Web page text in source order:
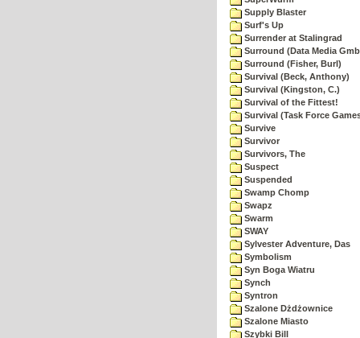
Supply Blaster
Surf's Up
Surrender at Stalingrad
Surround (Data Media
Surround (Fisher, Burl)
Survival (Beck, Anthony)
Survival (Kingston, C.)
Survival of the Fittest!
Survival (Task Force
Survive
Survivor
Survivors, The
Suspect
Suspended
Swamp Chomp
Swapz
Swarm
SWAY
Sylvester Adventure, Das
Symbolism
Syn Boga Wiatru
Synch
Syntron
Szalone Dżdżownice
Szalone Miasto
Szybki Bill